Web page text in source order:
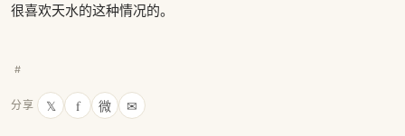
很喜欢天水的这种情况的。
#
分享 𝕏 f 微 ✉